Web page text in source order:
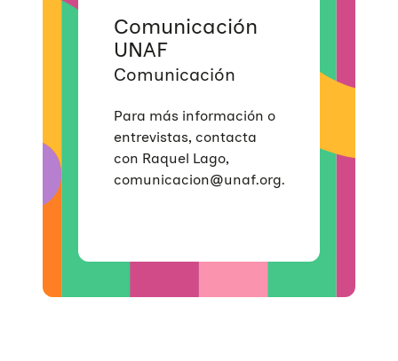
Comunicación
UNAF
Comunicación
Para más información o
entrevistas, contacta
con Raquel Lago,
comunicacion@unaf.org.